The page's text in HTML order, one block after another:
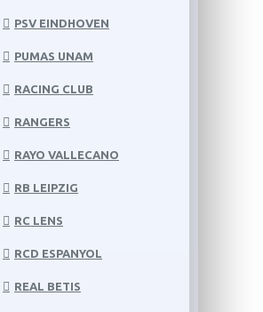
PSV EINDHOVEN
PUMAS UNAM
RACING CLUB
RANGERS
RAYO VALLECANO
RB LEIPZIG
RC LENS
RCD ESPANYOL
REAL BETIS